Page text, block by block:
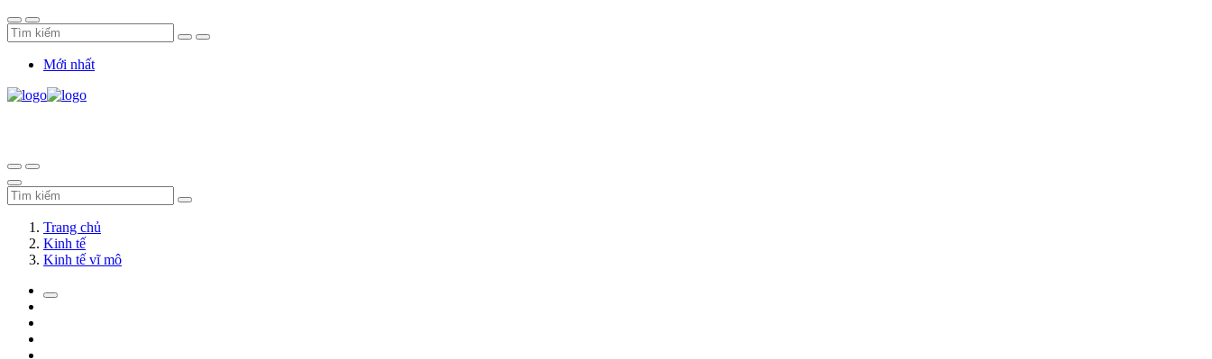
Mới nhất
Trang chủ
Kinh tế
Kinh tế vĩ mô